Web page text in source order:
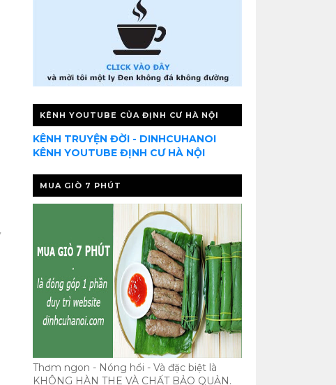
KÊNH YOUTUBE CỦA ĐỊNH CƯ HÀ NỘI
KÊNH TRUYỆN ĐỜI - DINHCUHANOI
KÊNH YOUTUBE ĐỊNH CƯ HÀ NỘI
MUA GIÒ 7 PHÚT
Thơm ngon - Nóng hổi - Và đặc biệt là
KHÔNG HÀN THE VÀ CHẤT BẢO QUẢN.